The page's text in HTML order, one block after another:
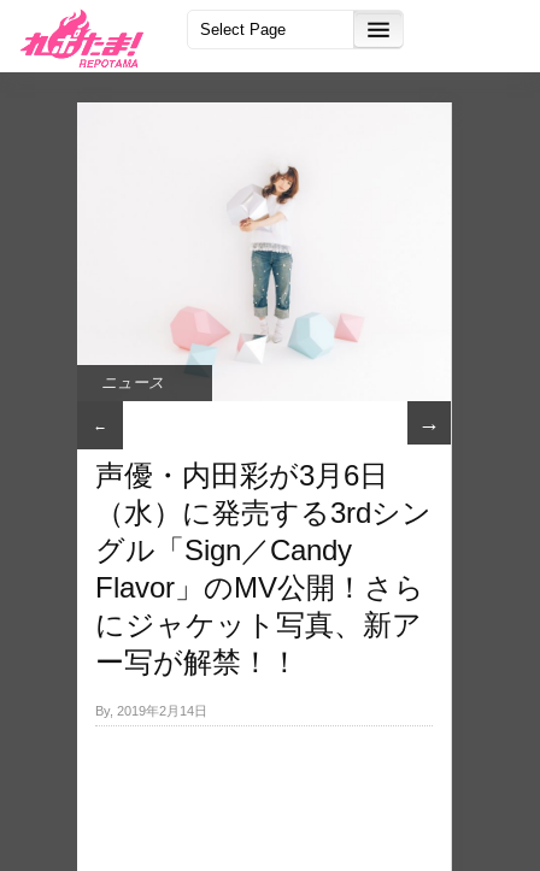
ニュース
← →
声優・内田彩が3月6日
（水）に発売する3rdシン
グル「Sign／Candy
Flavor」のMV公開！さら
にジャケット写真、新ア
ー写が解禁！！
By, 2019年2月14日